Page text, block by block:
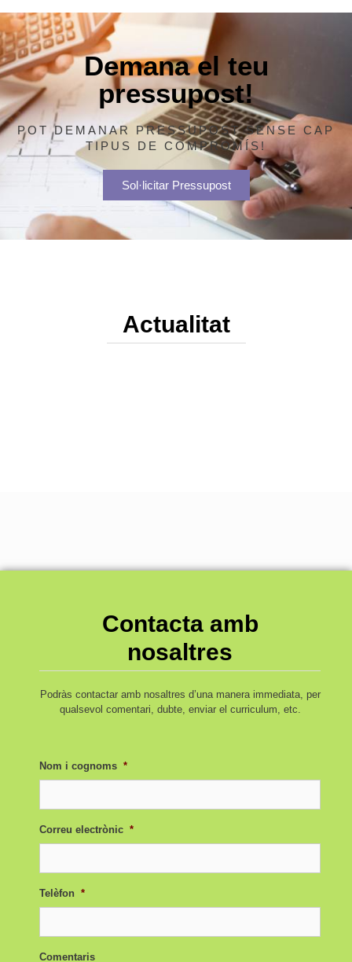
Demana el teu
pressupost!
POT DEMANAR PRESSUPOST SENSE CAP
TIPUS DE COMPROMÍS!
Sol·licitar Pressupost
Actualitat
Contacta amb
nosaltres
Podràs contactar amb nosaltres d’una manera immediata, per
qualsevol comentari, dubte, enviar el curriculum, etc.
Nom i cognoms *
Correu electrònic *
Telèfon *
Comentaris